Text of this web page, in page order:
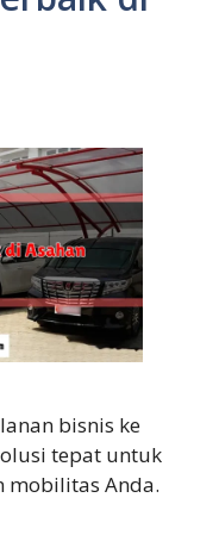
bisnis ke
tepat untuk
mobilitas Anda.